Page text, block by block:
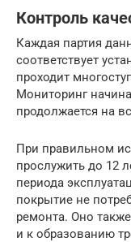
Контроль
Каждая партия
соответствует
проходит
Мониторинг
продолжается на
При правильном
прослужить до 12
периода
покрытие не
ремонта. Оно
и к образованию